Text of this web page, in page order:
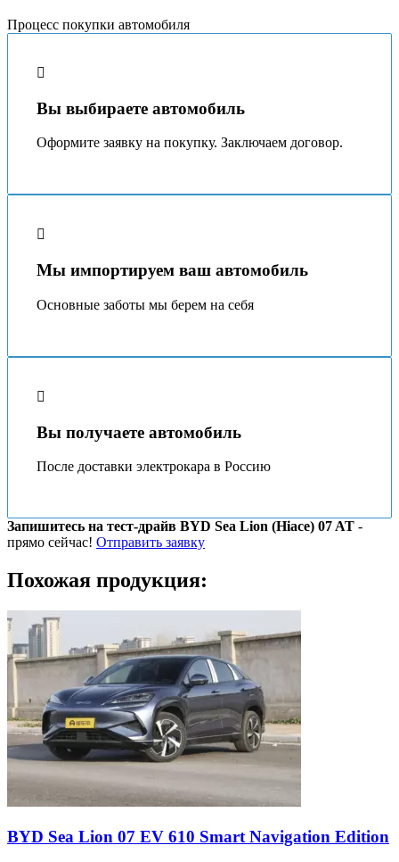
Процесс покупки автомобиля
Вы выбираете автомобиль
Оформите заявку на покупку. Заключаем договор.
Мы импортируем ваш автомобиль
Основные заботы мы берeм на себя
Вы получаете автомобиль
После доставки электрокара в Россию
Запишитесь на тест-драйв BYD Sea Lion (Hiace) 07 AT -
прямо сейчас! Отправить заявку
Похожая продукция:
BYD Sea Lion 07 EV 610 Smart Navigation Edition